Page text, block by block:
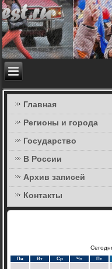
Главная
Регионы и города
Государство
В России
Архив записей
Контакты
Пн Вт Ср Чт Пт